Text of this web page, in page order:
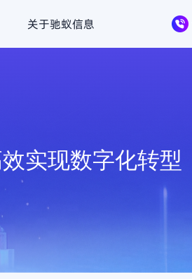
关于驰蚁信息
实现数字化转型